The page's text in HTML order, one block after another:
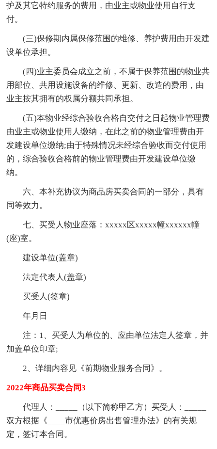
护及其它特约服务的费用，由业主或物业使用自行支
付。
(三)保修期内属保修范围的维修、养护费用由开发建
设单位承担。
(四)业主委员会成立之前，不属于保养范围的物业共
用部位、共用设施设备的维修、更新、改造的费用，由
业主按其拥有的权属分额共同承担。
(五)本物业经综合验收合格自交付之日起物业管理费
由业主或物业使用人缴纳，在此之前的物业管理费由开
发建设单位缴纳;由于特殊情况未经综合验收而交付使用
的，综合验收合格前的物业管理费由开发建设单位缴
纳。
六、本补充协议为商品房买卖合同的一部分，具有
同等效力。
七、买受人物业座落：xxxxx区xxxxx幢xxxxxx幢
(座)室。
建设单位(盖章)
法定代表人(盖章)
买受人(签章)
年月日
注：1、买受人为单位的、应由单位法定人签章，并
加盖单位印章;
2、详细内容见《前期物业服务合同》。
2022年商品买卖合同3
代理人：_____（以下简称甲乙方）买受人：_____
双方根据《____市优惠价房出售管理办法》的有关规
定，签订本合同。